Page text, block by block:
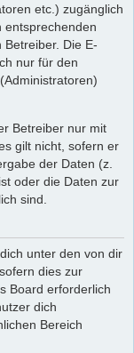
etc.) zugänglich
entsprechenden
Die E-
nur für den
Betreiber nur mit
gilt nicht, sofern er
der Daten (z.
oder die Daten zur
sind.
unter den von dir
dies zur
Board erforderlich
dich
Bereich